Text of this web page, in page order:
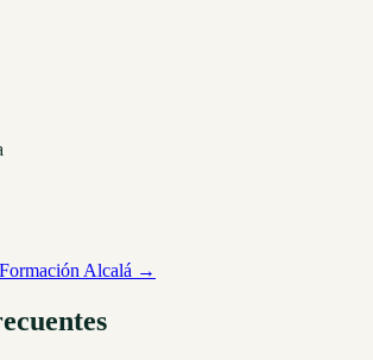
Alcalá →